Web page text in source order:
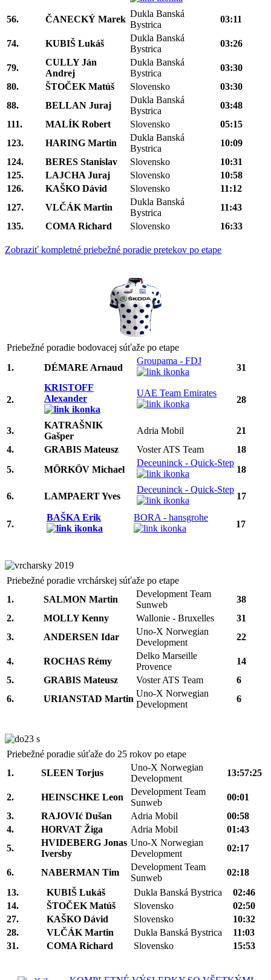
56. ČANECKÝ Marek
Dukla Banská
Bystrica
03:11
74. KUBIŠ Lukáš
Dukla Banská
Bystrica
03:26
79.
CULLY Ján
Andrej
Dukla Banská
Bystrica
03:30
80.
ŠTOČEK Matúš Slovensko
03:30
88.
BELLAN Juraj
Dukla Banská
Bystrica
03:48
111.
MALÍK Robert Slovensko
05:15
123.
HARING Martin
Dukla Banská
Bystrica
10:09
124.
BERES Stanislav Slovensko
10:31
125.
LAJCHA Juraj Slovensko
10:58
126.
KAŠKO Dávid Slovensko
11:12
127.
VLČÁK Martin
Dukla Banská
Bystrica
11:43
135.
COMA Richard Slovensko 16:33
Zobraziť kompletné priebežné poradie pretekov po etape
Priebežné poradie bodovacej súťaže po etape
1.
DÉMARE Arnaud
Groupama - FDJ
31
2.
KRISTOFF
Alexander
UAE Team Emirates
28
3.
KATRAŠNIK
Gašper
Adria Mobil
21
4.
GRABIS Mateusz Voster ATS Team
18
5.
MÖRKÖV Michael
Deceuninck - Quick-Step
18
6. LAMPAERT Yves
Deceuninck - Quick-Step
17
7.
BAŠKA Erik BORA - hansgrohe
17
Priebežné poradie vrchárskej súťaže po etape
1.
SALMON Martin
Development Team
Sunweb
38
2.
MOLLY Kenny Wallonie - Bruxelles
31
3.
ANDERSEN Idar
Uno-X Norwegian
Development
22
4. ROCHAS Rémy
Delko Marseille
Provence
14
5.
GRABIS Mateusz Voster ATS Team
6
6.
URIANSTAD Martin
Uno-X Norwegian
Development
6
Priebežné poradie súťaže do 25 rokov po etape
1.
SLEEN Torjus
Uno-X Norwegian
Development
13:57:25
2. HEINSCHKE Leon
Development Team
Sunweb
00:01
3.
RAJOVIć Dušan Adria Mobil
00:58
4.
HORVAT Žiga Adria Mobil
01:43
5.
HVIDEBERG Jonas
Iversby
Uno-X Norwegian
Development
02:17
6. NABERMAN Tim
Development Team
Sunweb
02:18
13.
KUBIŠ Lukáš Dukla Banská Bystrica
02:46
14.
ŠTOČEK Matúš Slovensko
02:50
27.
KAŠKO Dávid Slovensko
10:32
28.
VLČÁK Martin Dukla Banská Bystrica
11:03
31.
COMA Richard Slovensko 15:53